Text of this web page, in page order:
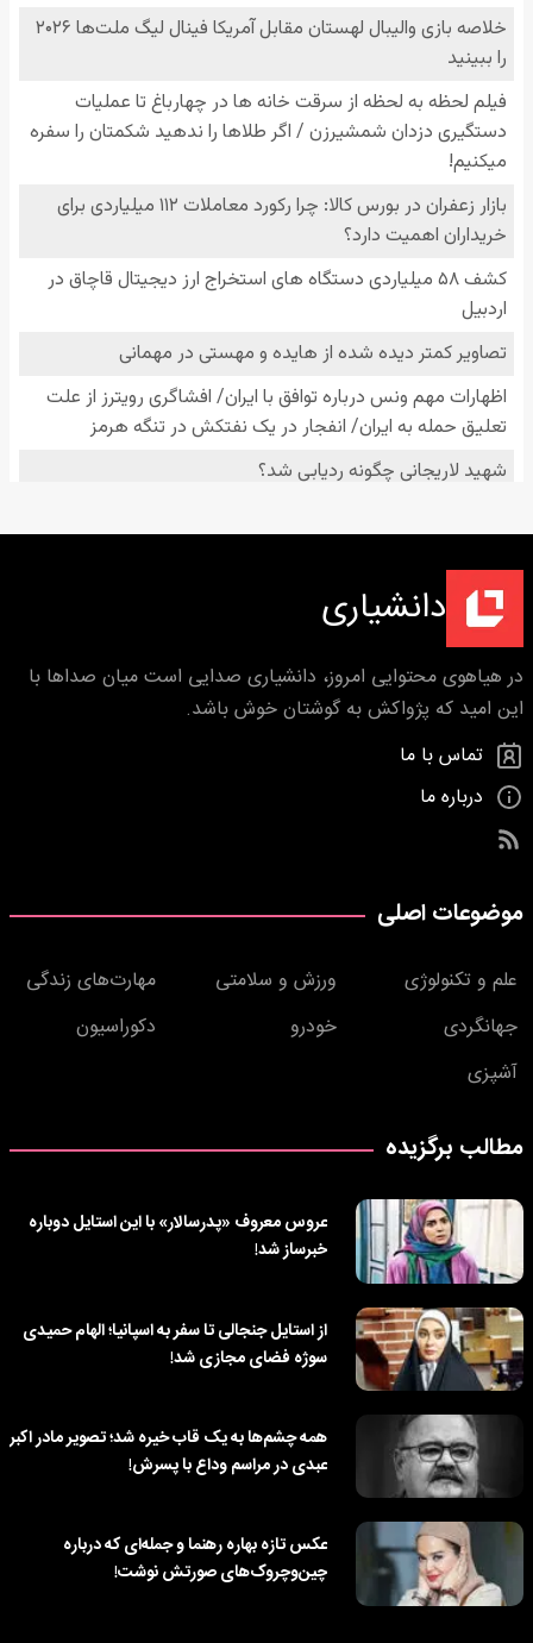
دانشیاری
در هیاهوی محتوایی امروز، دانشیاری صدایی است میان صداها با
این امید که پژواکش به گوشتان خوش باشد.
تماس با ما
درباره ما
موضوعات اصلی
علم و تکنولوژی ورزش و سلامتی
مهارت‌های زندگی
جهانگردی
خودرو
دکوراسیون
آشپزی
مطالب برگزیده
عروس معروف «پدرسالار» با این استایل دوباره
خبرساز شد!
از استایل جنجالی تا سفر به اسپانیا؛ الهام حمیدی
سوژه فضای مجازی شد!
همه چشم‌ها به یک قاب خیره شد؛ تصویر مادر اکبر
عبدی در مراسم وداع با پسرش!
عکس تازه بهاره رهنما و جمله‌ای که درباره
چین‌وچروک‌های صورتش نوشت!